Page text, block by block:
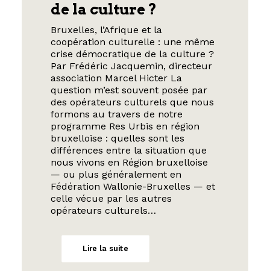
de la culture ?
Bruxelles, l’Afrique et la
coopération culturelle : une même
crise démocratique de la culture ?
Par Frédéric Jacquemin, directeur
association Marcel Hicter La
question m’est souvent posée par
des opérateurs culturels que nous
formons au travers de notre
programme Res Urbis en région
bruxelloise : quelles sont les
différences entre la situation que
nous vivons en Région bruxelloise
— ou plus généralement en
Fédération Wallonie-Bruxelles — et
celle vécue par les autres
opérateurs culturels…
Lire la suite